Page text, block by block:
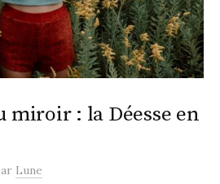
miroir : la Déesse en
Lune